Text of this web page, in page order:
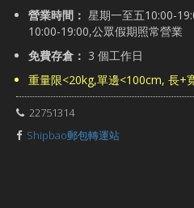
營業時間： 星期一至五10:00-
10:00-19:00,公眾假期照常營業
免費存倉： 3 個工作日
重量限<20kg,單邊<100cm, 長+
22751314
Shipbao郵包轉運站